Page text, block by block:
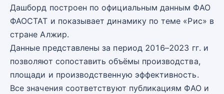
Дашборд построен по официальным данным ФАО
ФАОСТАТ и показывает динамику по теме «Рис» в
стране Алжир.
Данные представлены за период 2016–2023 гг. и
позволяют сопоставить объёмы производства,
площади и производственную эффективность.
Все значения соответствуют публикациям ФАО и